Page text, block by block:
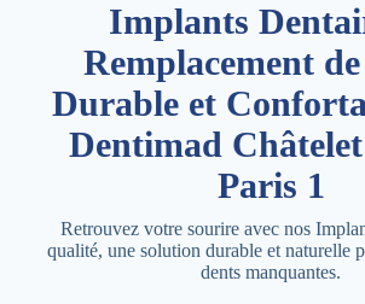
Implants
Remplacement
Durable et
Dentimad
Paris 1
Retrouvez votre sourire avec nos
qualité, une solution durable et naturelle
dents manquantes.